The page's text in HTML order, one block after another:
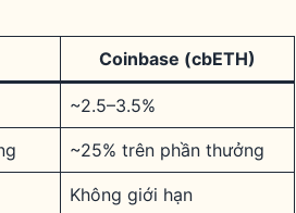
Coinbase (cbETH)
~2.5–3.5%
~25% trên phần thưởng
Không giới hạn